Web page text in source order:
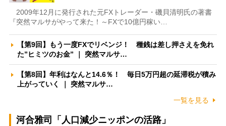
2009年12月に発行された元FXトレーダー・磯貝清明氏の著書
『突然マルサがやって来た！～FXで10億円稼い…
【第9回】もう一度FXでリベンジ！ 種銭は差し押さえを免れ
た”ヒミツのお金” ｜ 突然マルサ…
【第8回】年利はなんと14.6％！ 毎日5万円超の延滞税が積み
上がっていく ｜ 突然マルサ…
一覧を見る
河合雅司「人口減少ニッポンの活路」